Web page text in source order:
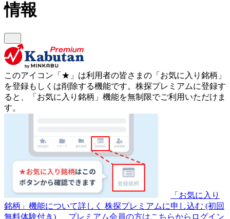
情報
このアイコン 「★」 は利用者の皆さまの 「お気に入り銘柄」
を登録もしくは削除する機能です。 株探プレミアムに登録す
ると、「お気に入り銘柄」機能を無制限でご利用いただけま
す。
「お気に入り
銘柄」機能について詳しく 株探プレミアムに申し込む (初回
無料体験付き)
プレミアム会員の方はこちらからログイン